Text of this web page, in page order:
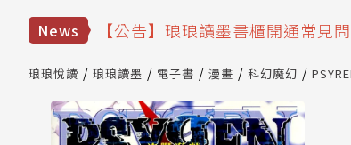
News
【公告】琅琅讀墨 3 分鐘完成書
【公告】琅琅讀墨數位閱讀資產合
琅琅悅讀 琅琅讀墨 電子書 漫畫 科幻魔幻